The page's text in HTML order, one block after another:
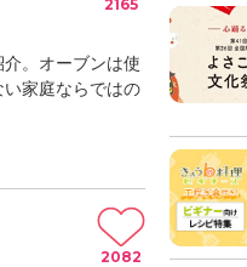
。オーブンは使
家庭ならではの
2165
2082